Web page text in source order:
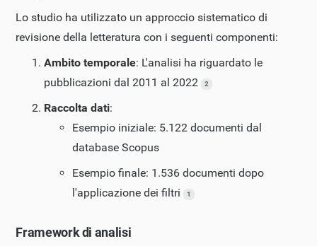
Lo studio ha utilizzato un approccio sistematico di
revisione della letteratura con i seguenti componenti:
Ambito temporale: L'analisi ha riguardato le
pubblicazioni dal 2011 al 2022
2
Raccolta dati:
Esempio iniziale: 5.122 documenti dal
database Scopus
Esempio finale: 1.536 documenti dopo
l'applicazione dei filtri
1
Framework di analisi